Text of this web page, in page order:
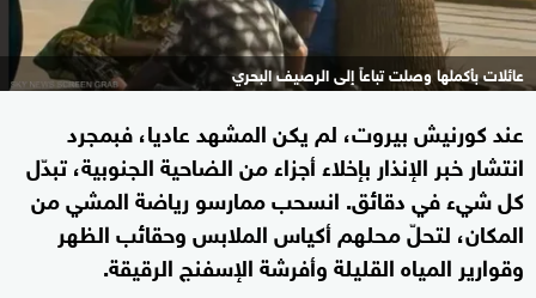
عائلات بأكملها وصلت تباعاً إلى الرصيف البحري
عند كورنيش بيروت، لم يكن المشهد عاديا، فبمجرد
انتشار خبر الإنذار بإخلاء أجزاء من الضاحية الجنوبية، تبدّل
كل شيء في دقائق. انسحب ممارسو رياضة المشي من
المكان، لتحلّ محلهم أكياس الملابس وحقائب الظهر
وقوارير المياه القليلة وأفرشة الإسفنج الرقيقة.